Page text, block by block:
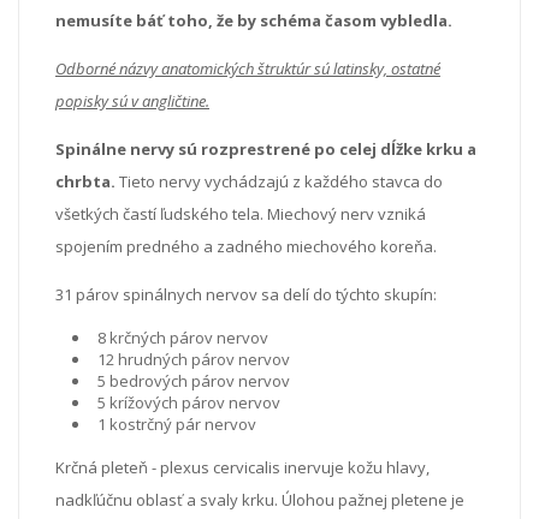
nemusíte báť toho, že by schéma časom vybledla.
Odborné názvy anatomických štruktúr sú latinsky, ostatné
popisky sú v angličtine.
Spinálne nervy sú rozprestrené po celej dĺžke krku a
chrbta. Tieto nervy vychádzajú z každého stavca do
všetkých častí ľudského tela. Miechový nerv vzniká
spojením predného a zadného miechového koreňa.
31 párov spinálnych nervov sa delí do týchto skupín:
8 krčných párov nervov
12 hrudných párov nervov
5 bedrových párov nervov
5 krížových párov nervov
1 kostrčný pár nervov
Krčná pleteň - plexus cervicalis inervuje kožu hlavy,
nadkľúčnu oblasť a svaly krku. Úlohou pažnej pletene je